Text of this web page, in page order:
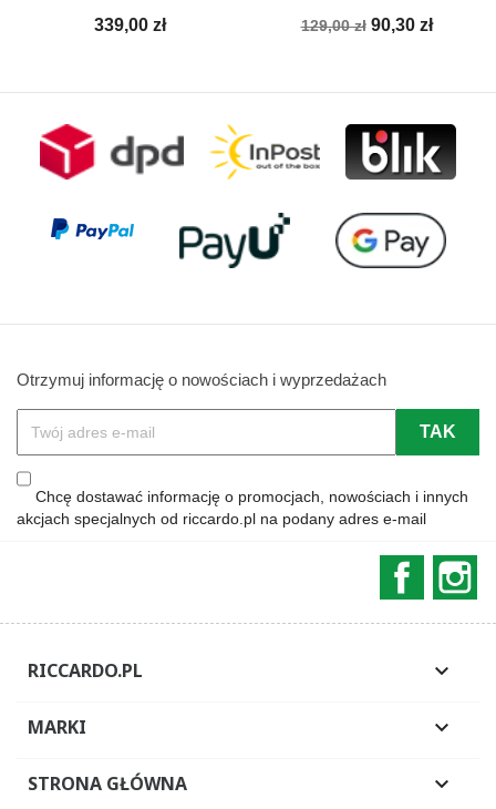
Cena
339,00 zł
Cena
129,00 zł Cena
90,30 zł
Otrzymuj informację o nowościach i wyprzedażach
Chcę dostawać informację o promocjach, nowościach i innych
akcjach specjalnych od riccardo.pl na podany adres e-mail
RICCARDO.PL 
MARKI 
STRONA GŁÓWNA 